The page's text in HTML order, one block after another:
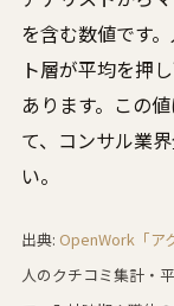
を含む数値です
ト層が平均を押
あります。この
て、コンサル業
い。
出典: OpenWork「ア
人のクチコミ集計・